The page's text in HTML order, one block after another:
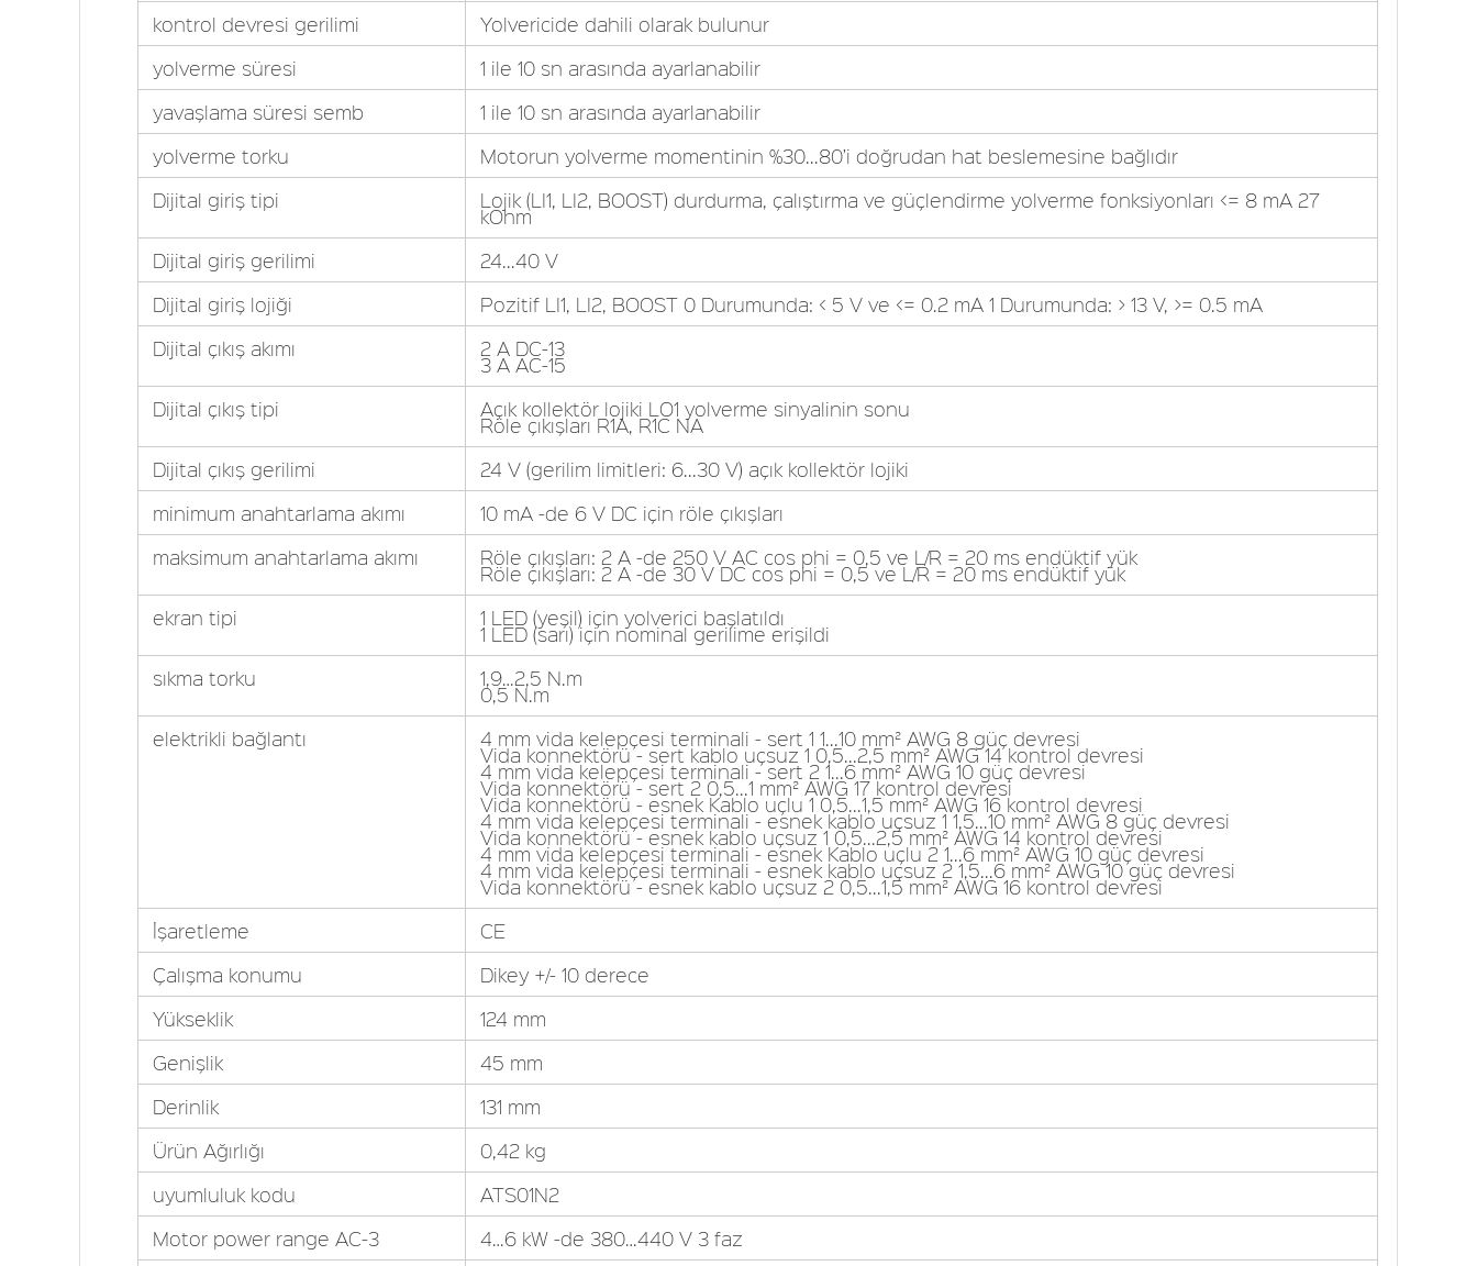
kontrol devresi gerilimi
Yolvericide dahili olarak bulunur
yolverme süresi
1 ile 10 sn arasında ayarlanabilir
yavaşlama süresi semb
1 ile 10 sn arasında ayarlanabilir
yolverme torku
Motorun yolverme momentinin %30...80’i doğrudan hat beslemesine bağlıdır
Dijital giriş tipi
Lojik (LI1, LI2, BOOST) durdurma, çalıştırma ve güçlendirme yolverme fonksiyonları <= 8 mA 27
kOhm
Dijital giriş gerilimi
24...40 V
Dijital giriş lojiği
Pozitif LI1, LI2, BOOST 0 Durumunda: < 5 V ve <= 0.2 mA 1 Durumunda: > 13 V, >= 0.5 mA
Dijital çıkış akımı
2 A DC-13
3 A AC-15
Dijital çıkış tipi
Açık kollektör lojiki LO1 yolverme sinyalinin sonu
Röle çıkışları R1A, R1C NA
Dijital çıkış gerilimi
24 V (gerilim limitleri: 6...30 V) açık kollektör lojiki
minimum anahtarlama akımı
10 mA -de 6 V DC için röle çıkışları
maksimum anahtarlama akımı
Röle çıkışları: 2 A -de 250 V AC cos phi = 0,5 ve L/R = 20 ms endüktif yük
Röle çıkışları: 2 A -de 30 V DC cos phi = 0,5 ve L/R = 20 ms endüktif yük
ekran tipi
1 LED (yeşil) için yolverici başlatıldı
1 LED (sarı) için nominal gerilime erişildi
sıkma torku
1,9…2,5 N.m
0,5 N.m
elektrikli bağlantı
4 mm vida kelepçesi terminali - sert 1 1...10 mm² AWG 8 güç devresi
Vida konnektörü - sert kablo uçsuz 1 0,5...2,5 mm² AWG 14 kontrol devresi
4 mm vida kelepçesi terminali - sert 2 1...6 mm² AWG 10 güç devresi
Vida konnektörü - sert 2 0,5...1 mm² AWG 17 kontrol devresi
Vida konnektörü - esnek Kablo uçlu 1 0,5...1,5 mm² AWG 16 kontrol devresi
4 mm vida kelepçesi terminali - esnek kablo uçsuz 1 1,5...10 mm² AWG 8 güç devresi
Vida konnektörü - esnek kablo uçsuz 1 0,5...2,5 mm² AWG 14 kontrol devresi
4 mm vida kelepçesi terminali - esnek Kablo uçlu 2 1...6 mm² AWG 10 güç devresi
4 mm vida kelepçesi terminali - esnek kablo uçsuz 2 1,5...6 mm² AWG 10 güç devresi
Vida konnektörü - esnek kablo uçsuz 2 0,5...1,5 mm² AWG 16 kontrol devresi
İşaretleme
CE
Çalışma konumu
Dikey +/- 10 derece
Yükseklik
124 mm
Genişlik
45 mm
Derinlik
131 mm
Ürün Ağırlığı
0,42 kg
uyumluluk kodu
ATS01N2
Motor power range AC-3
4…6 kW -de 380…440 V 3 faz